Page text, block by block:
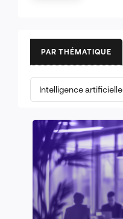
PAR THÉMATIQUE
Intelligence artificielle